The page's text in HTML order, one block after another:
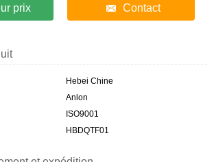
prix Contact
Hebei Chine
Anlon
ISO9001
HBDQTF01